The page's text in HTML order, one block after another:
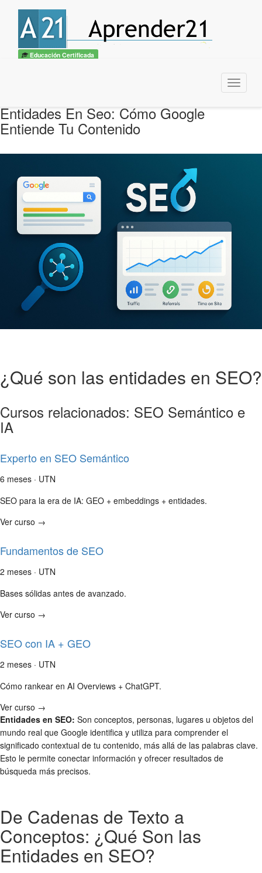
Educación Certificada
Menu
Entidades En Seo: Cómo Google
Entiende Tu Contenido
¿Qué son las entidades en SEO?
Cursos relacionados: SEO Semántico e
IA
Experto en SEO Semántico
6 meses · UTN
SEO para la era de IA: GEO + embeddings + entidades.
Ver curso →
Fundamentos de SEO
2 meses · UTN
Bases sólidas antes de avanzado.
Ver curso →
SEO con IA + GEO
2 meses · UTN
Cómo rankear en AI Overviews + ChatGPT.
Ver curso →
Entidades en SEO: Son conceptos, personas, lugares u objetos del
mundo real que Google identifica y utiliza para comprender el
significado contextual de tu contenido, más allá de las palabras clave.
Esto le permite conectar información y ofrecer resultados de
búsqueda más precisos.
De Cadenas de Texto a
Conceptos: ¿Qué Son las
Entidades en SEO?